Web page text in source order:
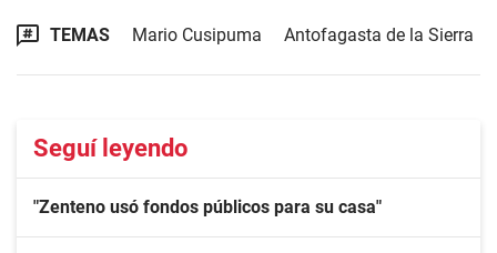
TEMAS Mario Cusipuma Antofagasta de la Sierra
Seguí leyendo
"Zenteno usó fondos públicos para su casa"